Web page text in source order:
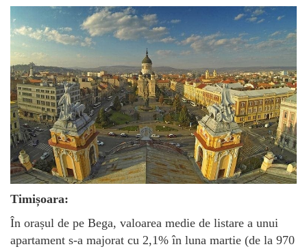
Timișoara:
În orașul de pe Bega, valoarea medie de listare a unui
apartament s-a majorat cu 2,1% în luna martie (de la 970